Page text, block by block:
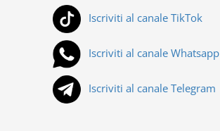
Iscriviti al canale TikTok
Iscriviti al canale Whatsapp
Iscriviti al canale Telegram